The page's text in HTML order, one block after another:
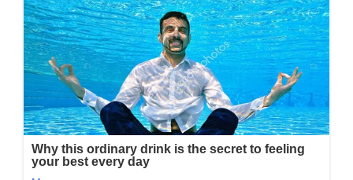
જગ્યા
એ
ટેટૂ
બતાવ્યું
કે
ફોટા
જોઈને
તમે
પણ